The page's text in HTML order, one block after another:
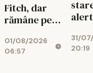
Fitch, dar
rămâne pe
prăpastiei
financiare
01/08/2026
06:57
31/
20:19